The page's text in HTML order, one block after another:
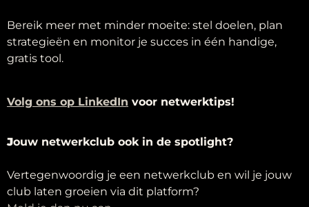
Bereik meer met minder moeite: stel doelen, plan
strategieën en monitor je succes in één handige,
gratis tool.
Volg ons op LinkedIn voor netwerktips!
Jouw netwerkclub ook in de spotlight?
Vertegenwoordig je een netwerkclub en wil je jouw
club laten groeien via dit platform?